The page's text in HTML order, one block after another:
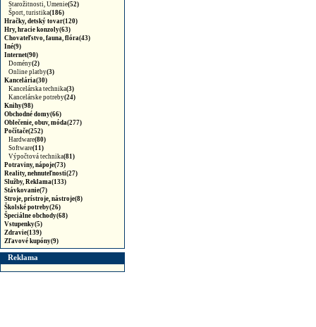
Starožitnosti, Umenie(52)
Šport, turistika(186)
Hračky, detský tovar(120)
Hry, hracie konzoly(63)
Chovateľstvo, fauna, flóra(43)
Iné(9)
Internet(90)
Domény(2)
Online platby(3)
Kancelária(30)
Kancelárska technika(3)
Kancelárske potreby(24)
Knihy(98)
Obchodné domy(66)
Oblečenie, obuv, móda(277)
Počítače(252)
Hardware(80)
Software(11)
Výpočtová technika(81)
Potraviny, nápoje(73)
Reality, nehnuteľnosti(27)
Služby, Reklama(133)
Stávkovanie(7)
Stroje, prístroje, nástroje(8)
Školské potreby(26)
Špeciálne obchody(68)
Vstupenky(5)
Zdravie(139)
Zľavové kupóny(9)
Reklama